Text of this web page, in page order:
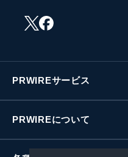
PRWIREサービス
PRWIREについて